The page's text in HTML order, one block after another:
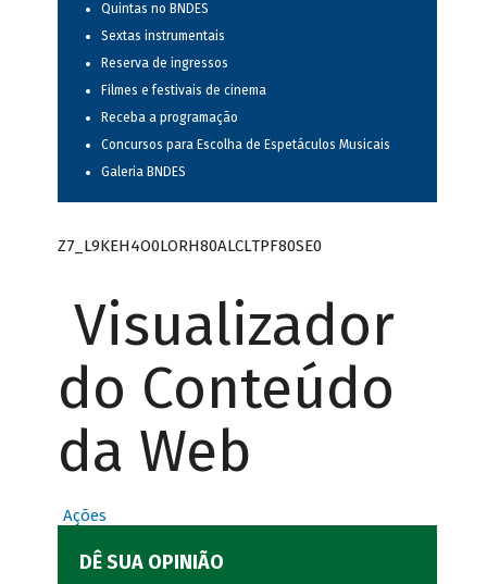
Quintas no BNDES
Sextas instrumentais
Reserva de ingressos
Filmes e festivais de cinema
Receba a programação
Concursos para Escolha de Espetáculos Musicais
Galeria BNDES
Z7_L9KEH4O0LORH80ALCLTPF80SE0
Visualizador
do Conteúdo
da Web
Ações
DÊ SUA OPINIÃO